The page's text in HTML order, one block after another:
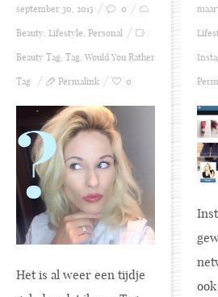
september 30, 2015 0
Beauty, Lifestyle, Personal
Beauty Tag, Tag, Would You Rather
Tag Permalink 0
Het is al weer een tijdje